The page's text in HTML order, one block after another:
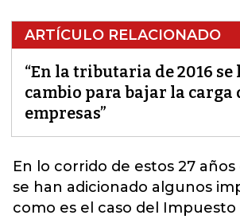
ARTÍCULO RELACIONADO
“En la tributaria de 2016 se
cambio para bajar la carga
empresas”
En lo corrido de estos 27
se han adicionado algunos
como es el caso del